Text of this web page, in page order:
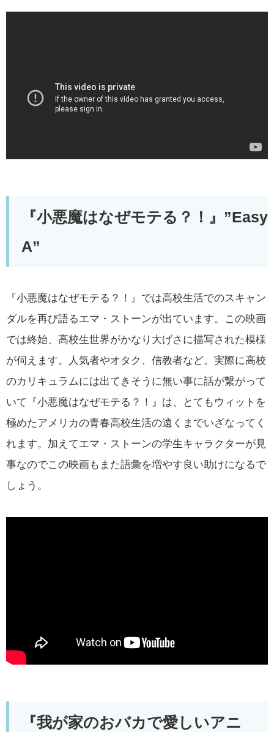
『小悪魔はなぜモテる？！』”Easy
A”
『小悪魔はなぜモテる？！』では高校生活でのスキャン
ダルを再び語るエマ・ストーンが出ています。この映画
では終始、高校生世界がかなり大げさに描写された模様
が伺えます。人気者やオタク、信教者など。実際に高校
のカリキュラムには出てきそうに無い事に話が繋がって
いて『小悪魔はなぜモテる？！』は、とてもウィットを
極めたアメリカの青春高校生活の遠くまでいざなってく
れます。加えてエマ・ストーンの学生キャラクターが見
事なのでこの映画もまた語彙を増やす良い助けになるで
しょう。
『我が家のおバカで愛しいアニ